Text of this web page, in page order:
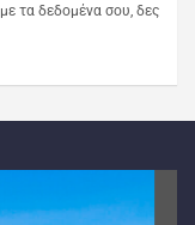
τα δεδομένα σου, δες